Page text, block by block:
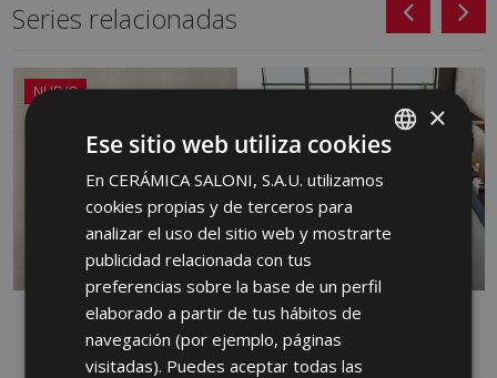
Series relacionadas
NUEVO
DANDY
PASTA ROJA, PORCELANICO, PASTA
FRONT
PORCELANICO
SPANISH
ENGLISH
GERMAN
×
Ese sitio web utiliza cookies
En CERÁMICA SALONI, S.A.U. utilizamos
cookies propias y de terceros para
analizar el uso del sitio web y mostrarte
publicidad relacionada con tus
preferencias sobre la base de un perfil
elaborado a partir de tus hábitos de
navegación (por ejemplo, páginas
visitadas). Puedes aceptar todas las